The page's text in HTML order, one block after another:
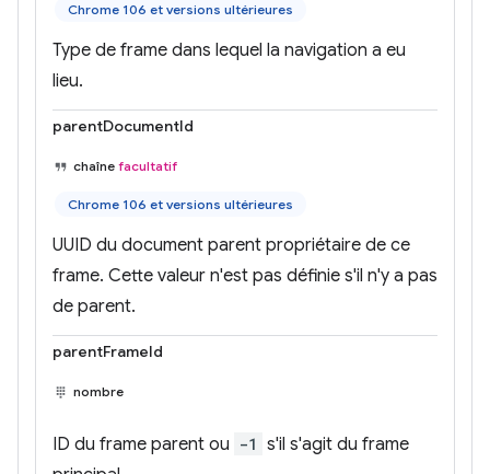
Chrome 106 et versions ultérieures
Type de frame dans lequel la navigation a eu
lieu.
parentDocumentId
chaîne facultatif
Chrome 106 et versions ultérieures
UUID du document parent propriétaire de ce
frame. Cette valeur n'est pas définie s'il n'y a pas
de parent.
parentFrameId
nombre
ID du frame parent ou -1 s'il s'agit du frame